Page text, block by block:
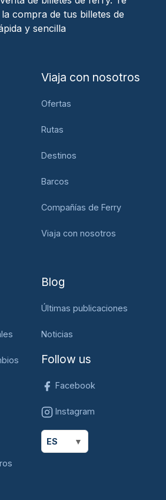
compra de tus billetes de
y sencilla
Viaja con nosotros
Ofertas
Rutas
Destinos
Barcos
Compañías de Ferry
Viaja con nosotros
Blog
Últimas publicaciones
Noticias
Follow us
Facebook
Instagram
ES